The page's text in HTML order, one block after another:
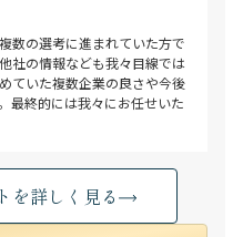
数の選考に進まれていた方で
社の情報なども我々目線では
ていた複数企業の良さや今後
最終的には我々にお任せいた
を詳しく見る